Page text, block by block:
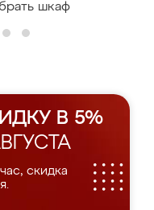
шкаф
В 5%
скидка